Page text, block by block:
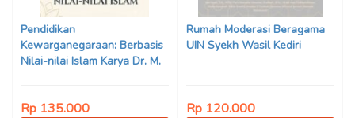
Pendidikan
Kewarganegaraan: Berbasis
Nilai-nilai Islam Karya Dr. M.
Adrenal Stezen, S.H., M.H.
Rp 135.000
Rumah Moderasi Beragama
UIN Syekh Wasil Kediri
Rp 120.000